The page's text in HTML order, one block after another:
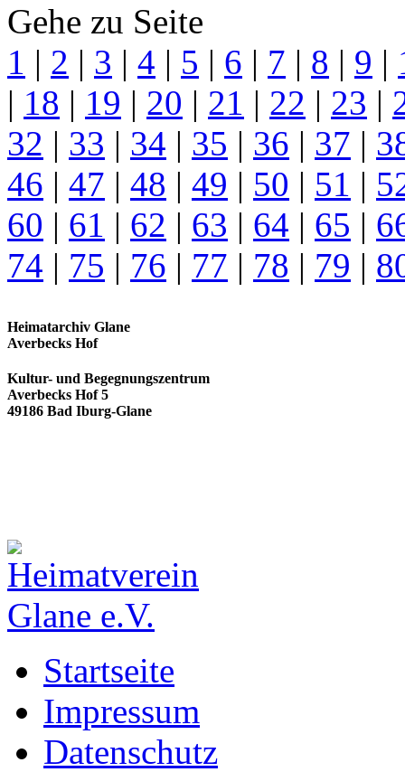
Gehe zu Seite
1 | 2 | 3 | 4 | 5 | 6 | 7 | 8 | 9 |
| 18 | 19 | 20 | 21 | 22 | 23 |
32 | 33 | 34 | 35 | 36 | 37 |
46 | 47 | 48 | 49 | 50 | 51 |
60 | 61 | 62 | 63 | 64 | 65 |
74 | 75 | 76 | 77 | 78 | 79 |
Heimatarchiv Glane
Averbecks Hof
Kultur- und Begegnungszentrum
Averbecks Hof 5
49186 Bad Iburg-Glane
Startseite
Impressum
Datenschutz